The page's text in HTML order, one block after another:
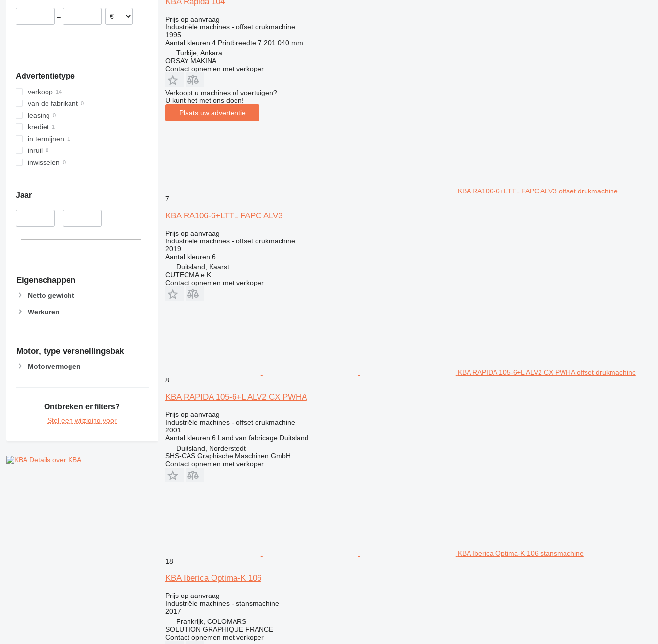
–
Advertentietype
verkoop
van de fabrikant
leasing
krediet
in termijnen
inruil
inwisselen
Jaar
–
Eigenschappen
Netto gewicht
Werkuren
Motor, type versnellingsbak
Motorvermogen
Ontbreken er filters?
Stel een wijziging voor
Details over KBA
Prijs op aanvraag
Industriële machines - offset drukmachine
1995
Aantal kleuren 4 Printbreedte 7.201.040 mm
Turkije, Ankara
ORSAY MAKINA
Contact opnemen met verkoper
Verkoopt u machines of voertuigen?
U kunt het met ons doen!
Plaats uw advertentie
KBA RA106-6+LTTL FAPC ALV3 offset drukmachine
7
KBA RA106-6+LTTL FAPC ALV3
Prijs op aanvraag
Industriële machines - offset drukmachine
2019
Aantal kleuren 6
Duitsland, Kaarst
CUTECMA e.K
Contact opnemen met verkoper
KBA RAPIDA 105-6+L ALV2 CX PWHA offset drukmachine
8
KBA RAPIDA 105-6+L ALV2 CX PWHA
Prijs op aanvraag
Industriële machines - offset drukmachine
2001
Aantal kleuren 6 Land van fabricage Duitsland
Duitsland, Norderstedt
SHS-CAS Graphische Maschinen GmbH
Contact opnemen met verkoper
KBA Iberica Optima-K 106 stansmachine
18
KBA Iberica Optima-K 106
Prijs op aanvraag
Industriële machines - stansmachine
2017
Frankrijk, COLOMARS
SOLUTION GRAPHIQUE FRANCE
Contact opnemen met verkoper